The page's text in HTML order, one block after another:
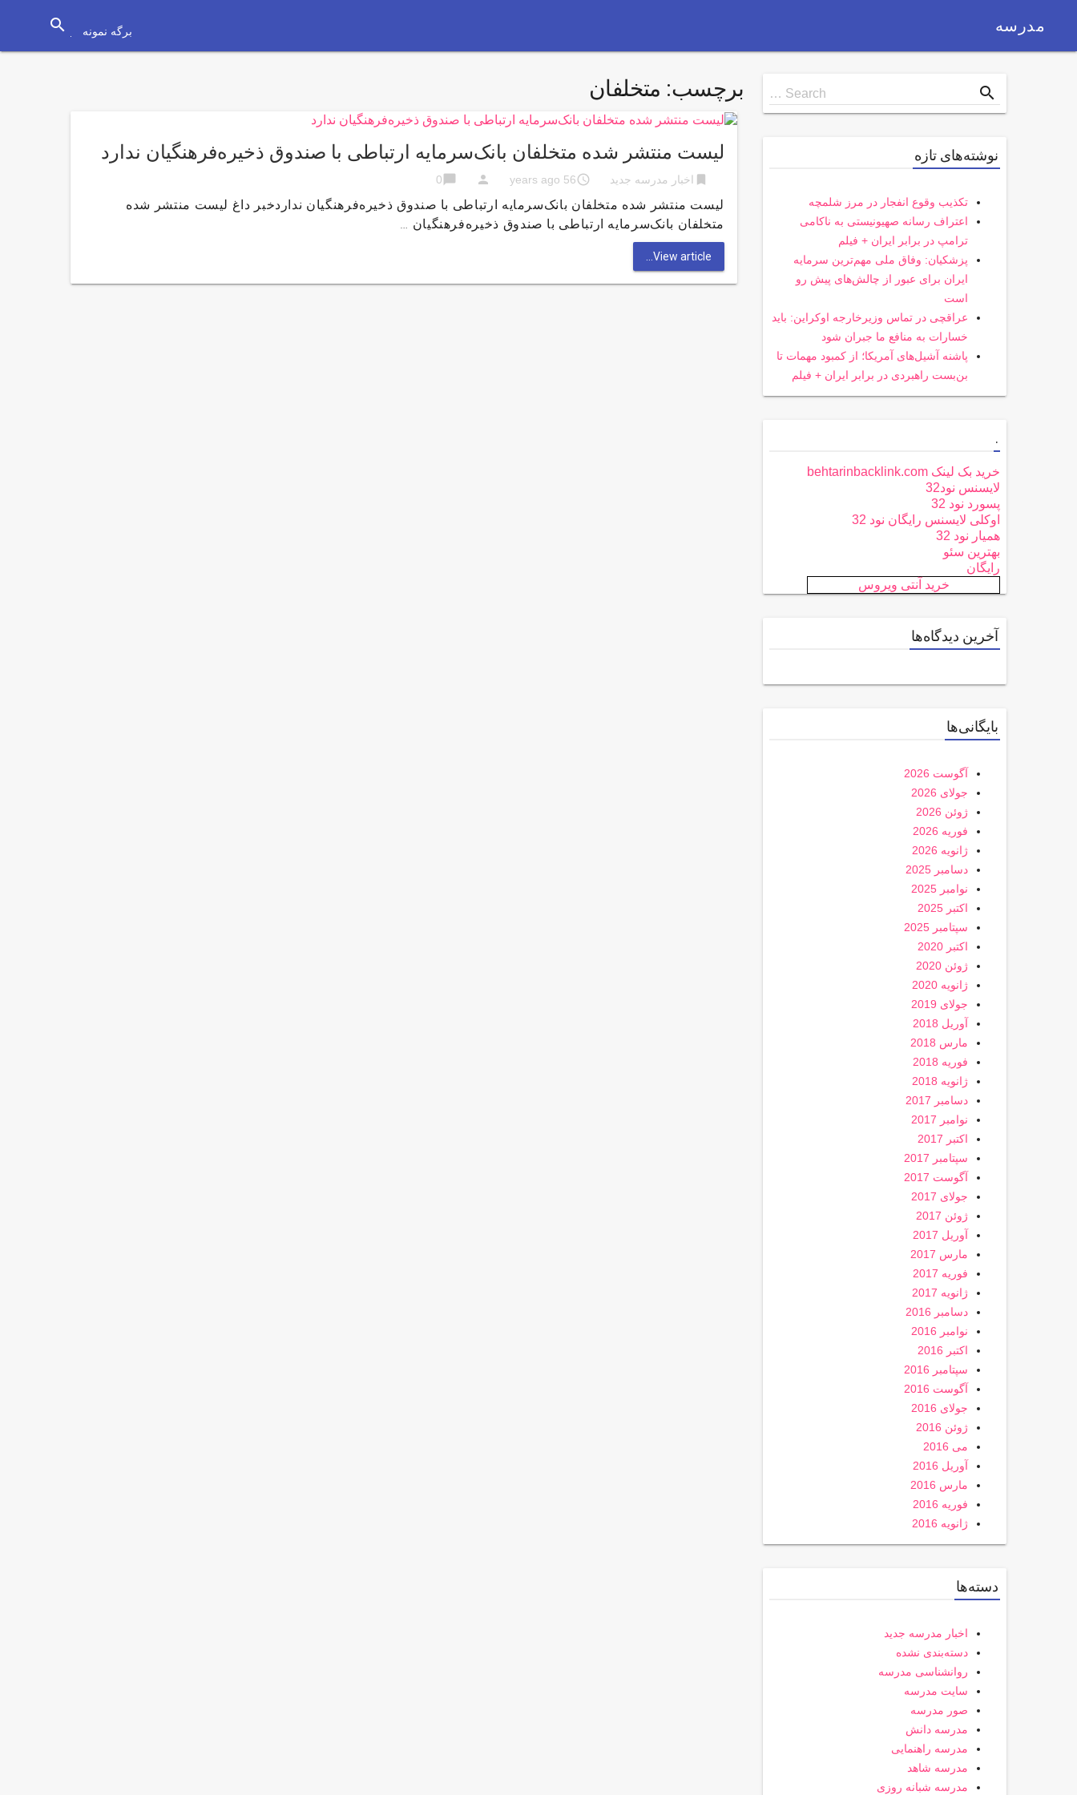
مدرسه برگه نمونه search
برچسب: متخلفان
لیست منتشر شده متخلفان بانک‌سرمایه ارتباطی با صندوق ذخیره‌فرهنگیان ندارد
bookmark اخبار مدرسه جدید access_time
56 years ago
person
chat_bubble
0
لیست منتشر شده متخلفان بانک‌سرمایه ارتباطی با صندوق ذخیره‌فرهنگیان نداردخبر داغ لیست منتشر شده
متخلفان بانک‌سرمایه ارتباطی با صندوق ذخیره‌فرهنگیان …
View article...
Search
for
Search … search
نوشته‌های تازه
تکذیب وقوع انفجار در مرز شلمچه
اعتراف رسانه صهیونیستی به ناکامی
ترامپ در برابر ایران + فیلم
پزشکیان: وفاق ملی مهم‌ترین سرمایه
ایران برای عبور از چالش‌های پیش رو
است
عراقچی در تماس وزیرخارجه اوکراین: باید
خسارات به منافع ما جبران شود
پاشنه آشیل‌های آمریکا؛ از کمبود مهمات تا
بن‌بست راهبردی در برابر ایران + فیلم
.
خرید بک لینک behtarinbacklink.com
لایسنس نود32
پسورد نود 32
اوکلی لایسنس رایگان نود 32
همیار نود 32
بهترین سئو
رایگان
خرید آنتی ویروس
آخرین دیدگاه‌ها
بایگانی‌ها
آگوست 2026
جولای 2026
ژوئن 2026
فوریه 2026
ژانویه 2026
دسامبر 2025
نوامبر 2025
اکتبر 2025
سپتامبر 2025
اکتبر 2020
ژوئن 2020
ژانویه 2020
جولای 2019
آوریل 2018
مارس 2018
فوریه 2018
ژانویه 2018
دسامبر 2017
نوامبر 2017
اکتبر 2017
سپتامبر 2017
آگوست 2017
جولای 2017
ژوئن 2017
آوریل 2017
مارس 2017
فوریه 2017
ژانویه 2017
دسامبر 2016
نوامبر 2016
اکتبر 2016
سپتامبر 2016
آگوست 2016
جولای 2016
ژوئن 2016
می 2016
آوریل 2016
مارس 2016
فوریه 2016
ژانویه 2016
دسته‌ها
اخبار مدرسه جدید
دسته‌بندی نشده
روانشناسی مدرسه
سایت مدرسه
صور مدرسه
مدرسه دانش
مدرسه راهنمایی
مدرسه شاهد
مدرسه شبانه روزی